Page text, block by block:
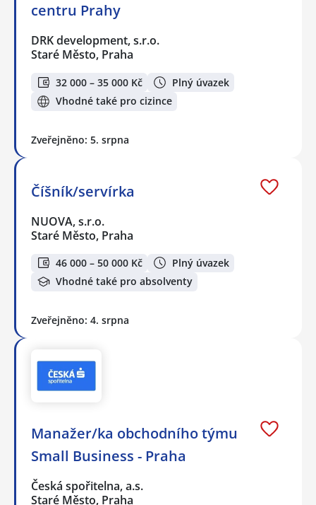
centru Prahy
DRK development, s.r.o.
Staré Město, Praha
32 000 – 35 000 Kč
Plný úvazek
Vhodné také pro cizince
Zveřejněno: 5. srpna
Číšník/servírka
NUOVA, s.r.o.
Staré Město, Praha
46 000 – 50 000 Kč
Plný úvazek
Vhodné také pro absolventy
Zveřejněno: 4. srpna
Manažer/ka obchodního týmu
Small Business - Praha
Česká spořitelna, a.s.
Staré Město, Praha